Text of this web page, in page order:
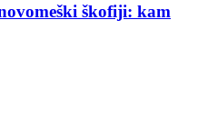
škofiji: kam